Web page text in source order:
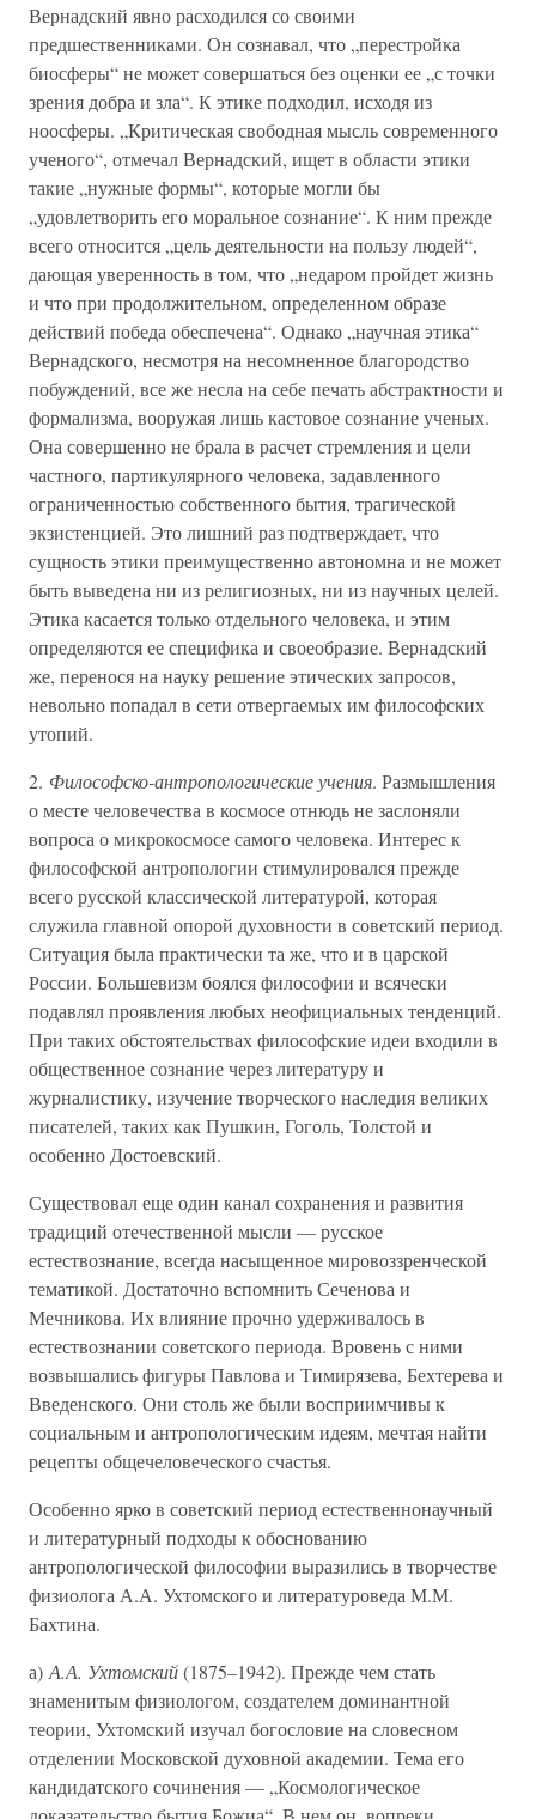
Вернадский явно расходился со своими
предшественниками. Он сознавал, что „перестройка
биосферы“ не может совершаться без оценки ее „с точки
зрения добра и зла“. К этике подходил, исходя из
ноосферы. „Критическая свободная мысль современного
ученого“, отмечал Вернадский, ищет в области этики
такие „нужные формы“, которые могли бы
„удовлетворить его моральное сознание“. К ним прежде
всего относится „цель деятельности на пользу людей“,
дающая уверенность в том, что „недаром пройдет жизнь
и что при продолжительном, определенном образе
действий победа обеспечена“. Однако „научная этика“
Вернадского, несмотря на несомненное благородство
побуждений, все же несла на себе печать абстрактности и
формализма, вооружая лишь кастовое сознание ученых.
Она совершенно не брала в расчет стремления и цели
частного, партикулярного человека, задавленного
ограниченностью собственного бытия, трагической
экзистенцией. Это лишний раз подтверждает, что
сущность этики преимущественно автономна и не может
быть выведена ни из религиозных, ни из научных целей.
Этика касается только отдельного человека, и этим
определяются ее специфика и своеобразие. Вернадский
же, перенося на науку решение этических запросов,
невольно попадал в сети отвергаемых им философских
утопий.
2. Философско-антропологические учения. Размышления
о месте человечества в космосе отнюдь не заслоняли
вопроса о микрокосмосе самого человека. Интерес к
философской антропологии стимулировался прежде
всего русской классической литературой, которая
служила главной опорой духовности в советский период.
Ситуация была практически та же, что и в царской
России. Большевизм боялся философии и всячески
подавлял проявления любых неофициальных тенденций.
При таких обстоятельствах философские идеи входили в
общественное сознание через литературу и
журналистику, изучение творческого наследия великих
писателей, таких как Пушкин, Гоголь, Толстой и
особенно Достоевский.
Существовал еще один канал сохранения и развития
традиций отечественной мысли — русское
естествознание, всегда насыщенное мировоззренческой
тематикой. Достаточно вспомнить Сеченова и
Мечникова. Их влияние прочно удерживалось в
естествознании советского периода. Вровень с ними
возвышались фигуры Павлова и Тимирязева, Бехтерева и
Введенского. Они столь же были восприимчивы к
социальным и антропологическим идеям, мечтая найти
рецепты общечеловеческого счастья.
Особенно ярко в советский период естественнонаучный
и литературный подходы к обоснованию
антропологической философии выразились в творчестве
физиолога А.А. Ухтомского и литературоведа М.М.
Бахтина.
а) А.А. Ухтомский(1875–1942). Прежде чем стать
знаменитым физиологом, создателем доминантной
теории, Ухтомский изучал богословие на словесном
отделении Московской духовной академии. Тема его
кандидатского сочинения — „Космологическое